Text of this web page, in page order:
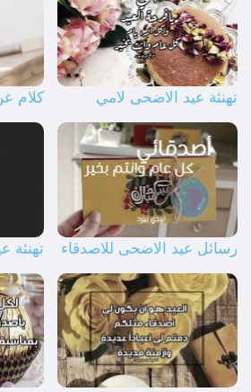
تهنئة عيد الاضحى لامي كلام
رسائل عيد الاضحى للاصدقاء تهنئة